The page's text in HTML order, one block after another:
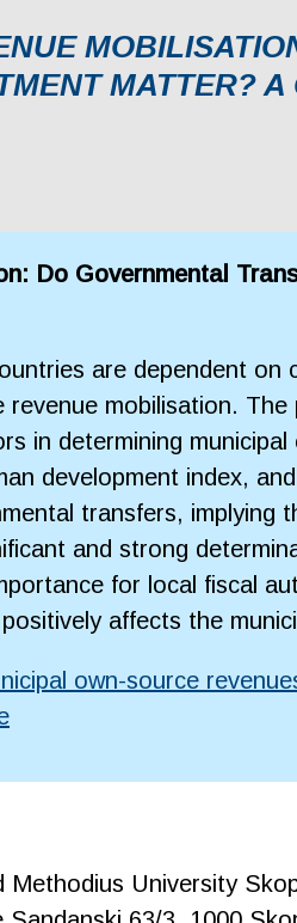
MATTER?
Do Governmental
are dependent on
mobilisation.
in determining
development index,
transfers, implying
and strong
for local fiscal
affects the
own-source
Methodius University